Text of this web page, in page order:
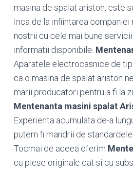
masina de spalat ariston, este
Inca de la infiintarea
nostrii cu cele mai bune
informatii disponibile.
Aparatele electrocasnice de
ca o masina de spalat ariston
marii producatori pentru a fi la
Mentenanta masini spalat
Experienta acumulata de-a
putem fi mandrii de
Tocmai de aceea oferim
cu piese originale cat si cu